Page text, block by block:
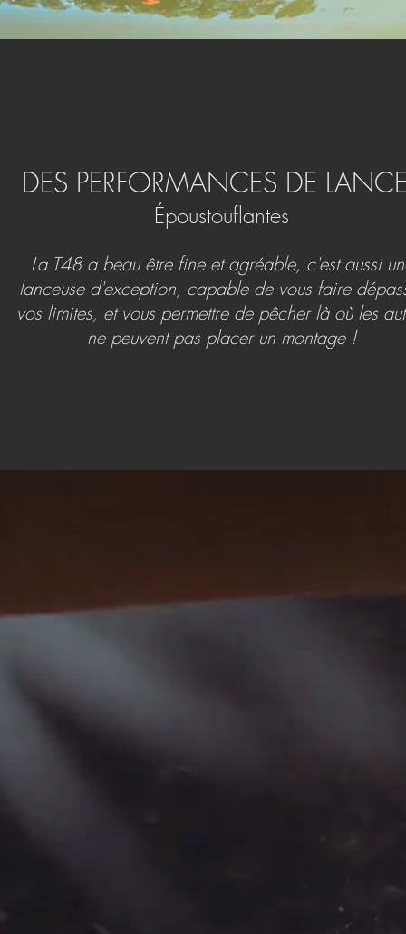
DES PERFORMANCES DE
Époustouflantes
La T48 a beau être fine et agréable, c'est aussi
lanceuse d'exception, capable de vous faire
vos limites, et vous permettre de pêcher là où les
ne peuvent pas placer un montage !